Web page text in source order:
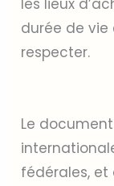
durée de vie
respecter.
Le
fédérales, et